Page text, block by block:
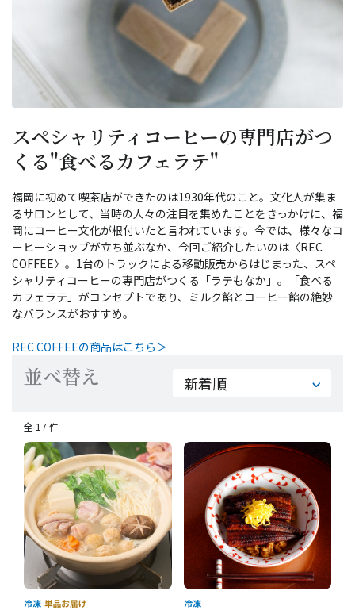
スペシャリティコーヒーの専門店がつ
くる"食べるカフェラテ"
福岡に初めて喫茶店ができたのは1930年代のこと。文化人が集ま
るサロンとして、当時の人々の注目を集めたことをきっかけに、福
岡にコーヒー文化が根付いたと言われています。今では、様々なコ
ーヒーショップが立ち並ぶなか、今回ご紹介したいのは〈REC
COFFEE〉。1台のトラックによる移動販売からはじまった、スペ
シャリティコーヒーの専門店がつくる「ラテもなか」。「食べる
カフェラテ」がコンセプトであり、ミルク餡とコーヒー餡の絶妙
なバランスがおすすめ。
REC COFFEEの商品はこちら＞
並べ替え
全 17 件